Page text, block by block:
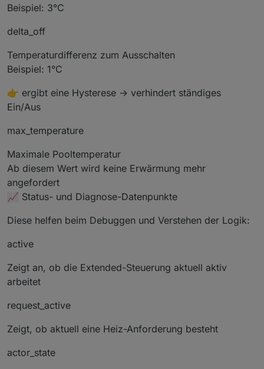
Beispiel: 3°C
delta_off
Temperaturdifferenz zum Ausschalten
Beispiel: 1°C
👉 ergibt eine Hysterese → verhindert ständiges
Ein/Aus
max_temperature
Maximale Pooltemperatur
Ab diesem Wert wird keine Erwärmung mehr
angefordert
📈 Status- und Diagnose-Datenpunkte
Diese helfen beim Debuggen und Verstehen der Logik:
active
Zeigt an, ob die Extended-Steuerung aktuell aktiv
arbeitet
request_active
Zeigt, ob aktuell eine Heiz-Anforderung besteht
actor_state